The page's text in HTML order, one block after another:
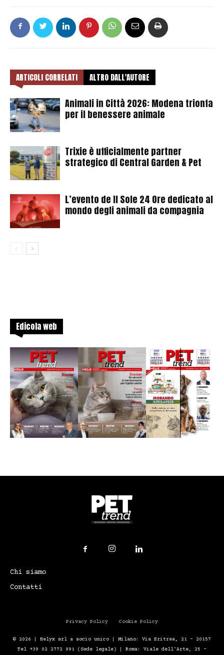
ARTICOLI CORRELATI ALTRO DALL'AUTORE
Animali in Città 2026: Modena trionfa
per il benessere animale
Trixie è ufficialmente partner
strategico di Central Garden & Pet
L’evento de Il Sole 24 Ore dedicato al
mondo degli animali da compagnia
Edicola web
Chi siamo
Contatti
Privacy Policy Cookie Policy
© 2026 | Helyx srl a socio unico | Milano: Via Eritrea, 21 – 20157
Tel +39 02 2772 991 (Sede legale) | Roma: Viale dell'Arte, 25 -